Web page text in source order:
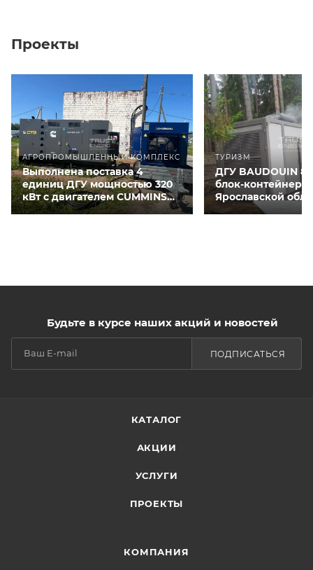
Проекты
АГРОПРОМЫШЛЕННЫЙ КОМПЛЕКС
Выполнена поставка 4
единиц ДГУ мощностью 320
кВт с двигателем CUMMINS
QSNT-G3 для курятников
ТУРИЗМ
ДГУ BAUDOUIN
блок-контейнере
Ярославской
Будьте в курсе наших акций и новостей
ПОДПИСАТЬСЯ
КАТАЛОГ
АКЦИИ
УСЛУГИ
ПРОЕКТЫ
КОМПАНИЯ